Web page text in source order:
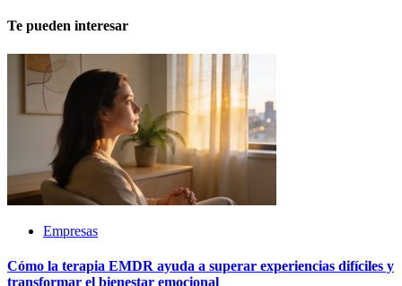
Te pueden interesar
Empresas
Cómo la terapia EMDR ayuda a superar experiencias difíciles y
transformar el bienestar emocional